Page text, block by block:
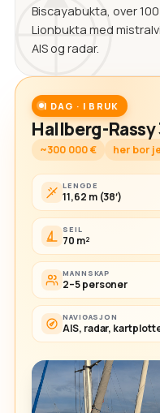
Biscayabukta, over
Lionbukta med
AIS og radar.
I DAG · I BRUK
Hallberg-Rassy
~300 000 € her bor
LENGDE
11,62 m (38′)
SEIL
70 m²
MANNSKAP
2–5 personer
NAVIGASJON
AIS, radar,